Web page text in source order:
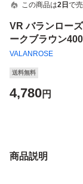
この商品は2日 で
VR バランロー
ークブラウン
VALANROSE
送料無料
4,780円
商品説明